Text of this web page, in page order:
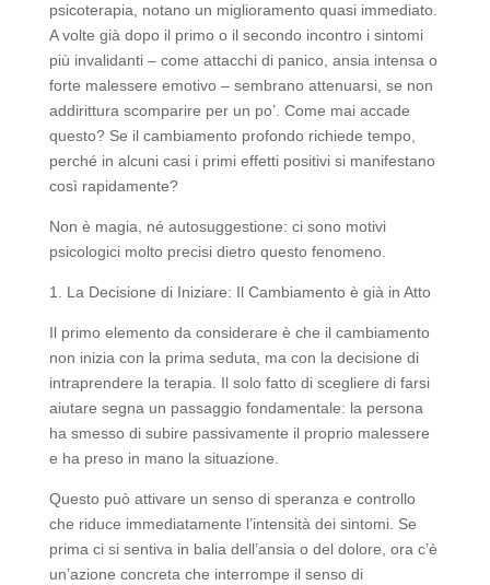
psicoterapia, notano un miglioramento quasi immediato.
A volte già dopo il primo o il secondo incontro i sintomi
più invalidanti – come attacchi di panico, ansia intensa o
forte malessere emotivo – sembrano attenuarsi, se non
addirittura scomparire per un po’. Come mai accade
questo? Se il cambiamento profondo richiede tempo,
perché in alcuni casi i primi effetti positivi si manifestano
così rapidamente?
Non è magia, né autosuggestione: ci sono motivi
psicologici molto precisi dietro questo fenomeno.
1. La Decisione di Iniziare: Il Cambiamento è già in Atto
Il primo elemento da considerare è che il cambiamento
non inizia con la prima seduta, ma con la decisione di
intraprendere la terapia. Il solo fatto di scegliere di farsi
aiutare segna un passaggio fondamentale: la persona
ha smesso di subire passivamente il proprio malessere
e ha preso in mano la situazione.
Questo può attivare un senso di speranza e controllo
che riduce immediatamente l’intensità dei sintomi. Se
prima ci si sentiva in balia dell’ansia o del dolore, ora c’è
un’azione concreta che interrompe il senso di